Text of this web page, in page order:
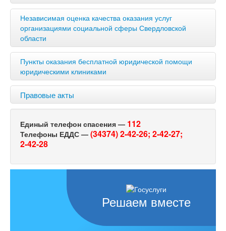
Независимая оценка качества оказания услуг
организациями социальной сферы Свердловской
области
Пункты оказания бесплатной юридической помощи
юридическими клиниками
Правовые акты
Единый телефон спасения — 112
Телефоны ЕДДС — (34374) 2-42-26; 2-42-27;
2-42-28
Решаем вместе